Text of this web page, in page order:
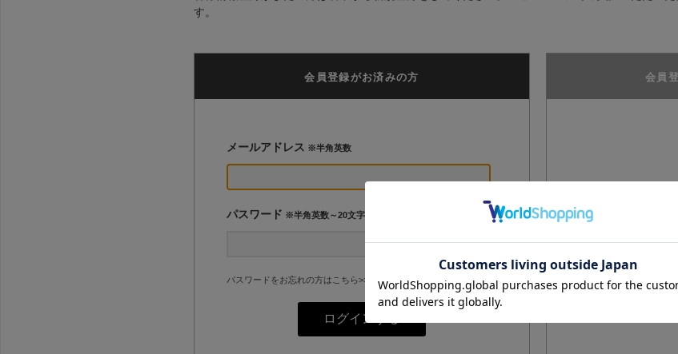
す。
会員登録がお済みの方
メールアドレス ※半角英数
パスワード ※半角英数～20文字
パスワードをお忘れの方はこちら>>
会員
GPPオンラインシ
は、こちらからお